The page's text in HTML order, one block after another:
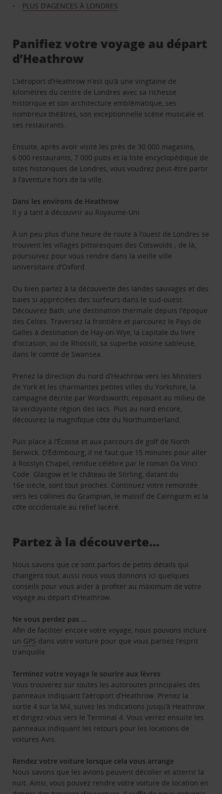
PLUS D’AGENCES À LONDRES
Panifiez votre voyage au départ
d’Heathrow
L’aéroport d’Heathrow n’est qu’à une vingtaine de
kilomètres du centre de Londres avec sa richesse
historique et son architecture emblématique, ses
nombreux théâtres, son exceptionnelle scène musicale et
ses restaurants.
Ensuite, après avoir visité les près de 30 000 magasins,
6 000 restaurants, 7 000 pubs et la liste encyclopédique de
sites historiques de Londres, vous voudrez peut-être partir
à l’aventure hors de la ville.
Dans les environs de Heathrow
Il y a tant à découvrir au Royaume-Uni
À un peu plus d’une heure de route à l’ouest de Londres se
trouvent les villages pittoresques des Cotswolds ; de là,
poursuivez pour vous rendre dans la vieille ville
universitaire d’Oxford.
Ou bien partez à la découverte des landes sauvages et des
baies si appréciées des surfeurs dans le sud-ouest.
Découvrez Bath, une destination thermale depuis l’époque
des Celtes. Traversez la frontière et parcourez le Pays de
Galles à destination de Hay-on-Wye, la capitale du livre
d’occasion, ou de Rhossili, sa superbe voisine sableuse,
dans le comté de Swansea.
Prenez la direction du nord d’Heathrow vers les Minsters
de York et les charmantes petites villes du Yorkshire, la
campagne décrite par Wordsworth, reposant au milieu de
la verdoyante région des lacs. Plus au nord encore,
découvrez la magnifique côte du Northumberland.
Puis place à l’Écosse et aux parcours de golf de North
Berwick. D’Édimbourg, il ne faut que 15 minutes pour aller
à Rosslyn Chapel, rendue célèbre par le roman Da Vinci
Code. Glasgow et le château de Stirling, datant du
16e siècle, sont tout proches. Continuez votre remontée
vers les collines du Grampian, le massif de Cairngorm et la
côte occidentale au relief lacéré.
Partez à la découverte...
Nous savons que ce sont parfois de petits détails qui
changent tout, aussi nous vous donnons ici quelques
conseils pour vous aider à profiter au maximum de votre
voyage au départ d’Heathrow.
Ne vous perdez pas …
Afin de faciliter encore votre voyage, nous pouvons inclure
un GPS dans votre voiture pour que vous partiez l’esprit
tranquille.
Terminez votre voyage le sourire aux lèvres
Vous trouverez sur toutes les autoroutes principales des
panneaux indiquant l’aéroport d’Heathrow. Prenez la
sortie 4 sur la M4, suivez les indications jusqu’à Heathrow
et dirigez-vous vers le Terminal 4. Vous verrez ensuite les
panneaux indiquant les retours pour les locations de
voitures Avis.
Rendez votre voiture lorsque cela vous arrange
Nous savons que les avions peuvent décoller et atterrir la
nuit. Ainsi, vous pouvez rendre votre voiture de location en